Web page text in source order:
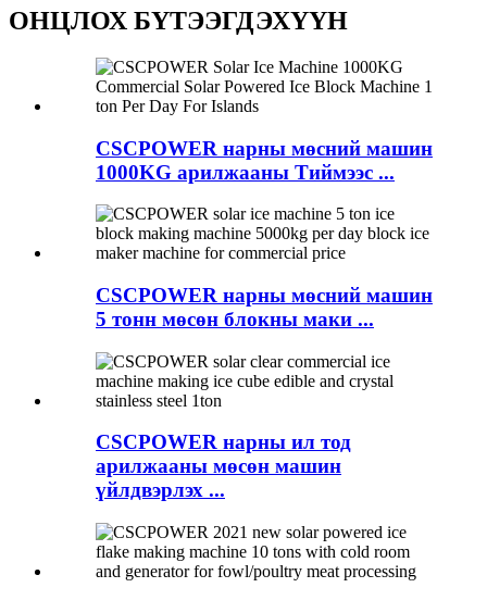
ОНЦЛОХ БҮТЭЭГДЭХҮҮН
CSCPOWER нарны мөсний машин
1000KG арилжааны Тиймээс ...
CSCPOWER нарны мөсний машин
5 тонн мөсөн блокны маки ...
CSCPOWER нарны ил тод
арилжааны мөсөн машин
үйлдвэрлэх ...